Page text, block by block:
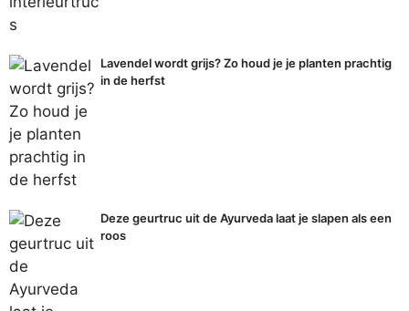
Lavendel wordt grijs? Zo houd je je planten prachtig
in de herfst
Deze geurtruc uit de Ayurveda laat je slapen als een
roos